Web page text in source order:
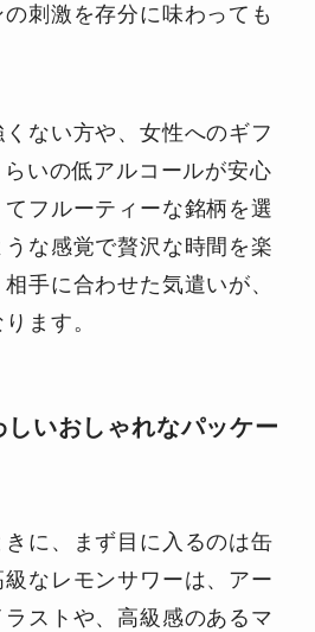
刺激を存分に味わっても
ない方や、女性へのギフ
らいの低アルコールが安心
フルーティーな銘柄を選
な感覚で贅沢な時間を楽
手に合わせた気遣いが、
ます。
いおしゃれなパッケー
に、まず目に入るのは缶
なレモンサワーは、アー
ストや、高級感のあるマ